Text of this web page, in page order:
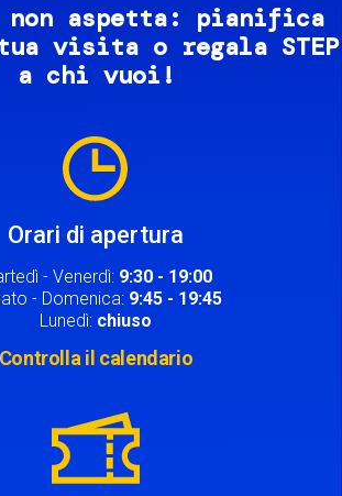
aspetta: pianifica
visita o regala STEP
a chi vuoi!
Orari di apertura
- Venerdì: 9:30 - 19:00
- Domenica: 9:45 - 19:45
Lunedì: chiuso
Controlla il calendario